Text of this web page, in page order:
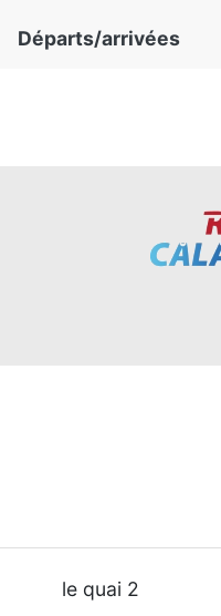
Départs/arrivées
le quai 2